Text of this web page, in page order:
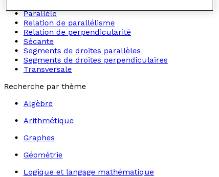
Parallèle
Relation de parallélisme
Relation de perpendicularité
Sécante
Segments de droites parallèles
Segments de droites perpendiculaires
Transversale
Recherche par thème
Algèbre
Arithmétique
Graphes
Géométrie
Logique et langage mathématique